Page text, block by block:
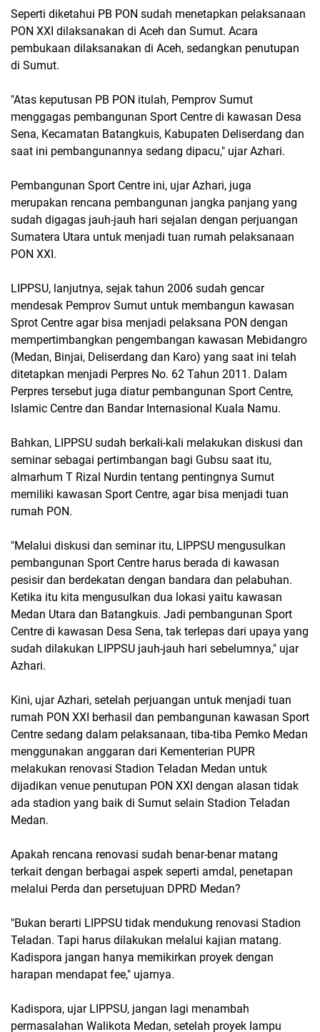
Seperti diketahui PB PON sudah menetapkan pelaksanaan
PON XXI dilaksanakan di Aceh dan Sumut. Acara
pembukaan dilaksanakan di Aceh, sedangkan penutupan
di Sumut.
"Atas keputusan PB PON itulah, Pemprov Sumut
menggagas pembangunan Sport Centre di kawasan Desa
Sena, Kecamatan Batangkuis, Kabupaten Deliserdang dan
saat ini pembangunannya sedang dipacu," ujar Azhari.
Pembangunan Sport Centre ini, ujar Azhari, juga
merupakan rencana pembangunan jangka panjang yang
sudah digagas jauh-jauh hari sejalan dengan perjuangan
Sumatera Utara untuk menjadi tuan rumah pelaksanaan
PON XXI.
LIPPSU, lanjutnya, sejak tahun 2006 sudah gencar
mendesak Pemprov Sumut untuk membangun kawasan
Sprot Centre agar bisa menjadi pelaksana PON dengan
mempertimbangkan pengembangan kawasan Mebidangro
(Medan, Binjai, Deliserdang dan Karo) yang saat ini telah
ditetapkan menjadi Perpres No. 62 Tahun 2011. Dalam
Perpres tersebut juga diatur pembangunan Sport Centre,
Islamic Centre dan Bandar Internasional Kuala Namu.
Bahkan, LIPPSU sudah berkali-kali melakukan diskusi dan
seminar sebagai pertimbangan bagi Gubsu saat itu,
almarhum T Rizal Nurdin tentang pentingnya Sumut
memiliki kawasan Sport Centre, agar bisa menjadi tuan
rumah PON.
"Melalui diskusi dan seminar itu, LIPPSU mengusulkan
pembangunan Sport Centre harus berada di kawasan
pesisir dan berdekatan dengan bandara dan pelabuhan.
Ketika itu kita mengusulkan dua lokasi yaitu kawasan
Medan Utara dan Batangkuis. Jadi pembangunan Sport
Centre di kawasan Desa Sena, tak terlepas dari upaya yang
sudah dilakukan LIPPSU jauh-jauh hari sebelumnya," ujar
Azhari.
Kini, ujar Azhari, setelah perjuangan untuk menjadi tuan
rumah PON XXI berhasil dan pembangunan kawasan Sport
Centre sedang dalam pelaksanaan, tiba-tiba Pemko Medan
menggunakan anggaran dari Kementerian PUPR
melakukan renovasi Stadion Teladan Medan untuk
dijadikan venue penutupan PON XXI dengan alasan tidak
ada stadion yang baik di Sumut selain Stadion Teladan
Medan.
Apakah rencana renovasi sudah benar-benar matang
terkait dengan berbagai aspek seperti amdal, penetapan
melalui Perda dan persetujuan DPRD Medan?
"Bukan berarti LIPPSU tidak mendukung renovasi Stadion
Teladan. Tapi harus dilakukan melalui kajian matang.
Kadispora jangan hanya memikirkan proyek dengan
harapan mendapat fee," ujarnya.
Kadispora, ujar LIPPSU, jangan lagi menambah
permasalahan Walikota Medan, setelah proyek lampu